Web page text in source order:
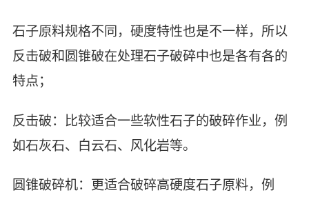
石子原料规格不同，硬度特性也是不一样，所以
反击破和圆锥破在处理石子破碎中也是各有各的
特点；
反击破：比较适合一些软性石子的破碎作业，例
如石灰石、白云石、风化岩等。
圆锥破碎机：更适合破碎高硬度石子原料，例